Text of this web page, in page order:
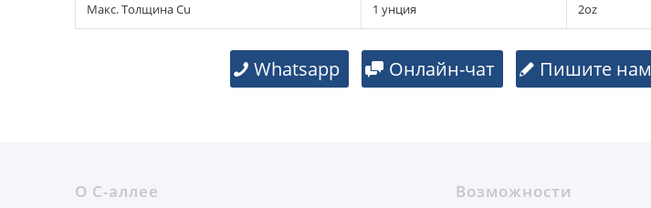
Макс. Толщина Cu 1 унция 2oz
Whatsapp Онлайн-чат Пишите нам
О С-аллее Возможности